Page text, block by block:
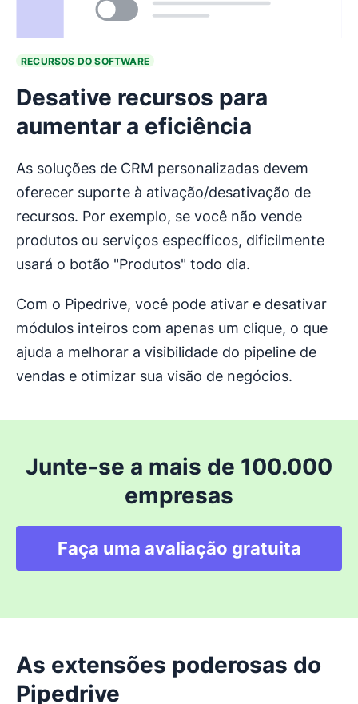
RECURSOS DO SOFTWARE
Desative recursos para
aumentar a eficiência
As soluções de CRM personalizadas devem
oferecer suporte à ativação/desativação de
recursos. Por exemplo, se você não vende
produtos ou serviços específicos, dificilmente
usará o botão "Produtos" todo dia.
Com o Pipedrive, você pode ativar e desativar
módulos inteiros com apenas um clique, o que
ajuda a melhorar a visibilidade do pipeline de
vendas e otimizar sua visão de negócios.
Junte-se a mais de 100.000
empresas
Faça uma avaliação gratuita
As extensões poderosas do
Pipedrive